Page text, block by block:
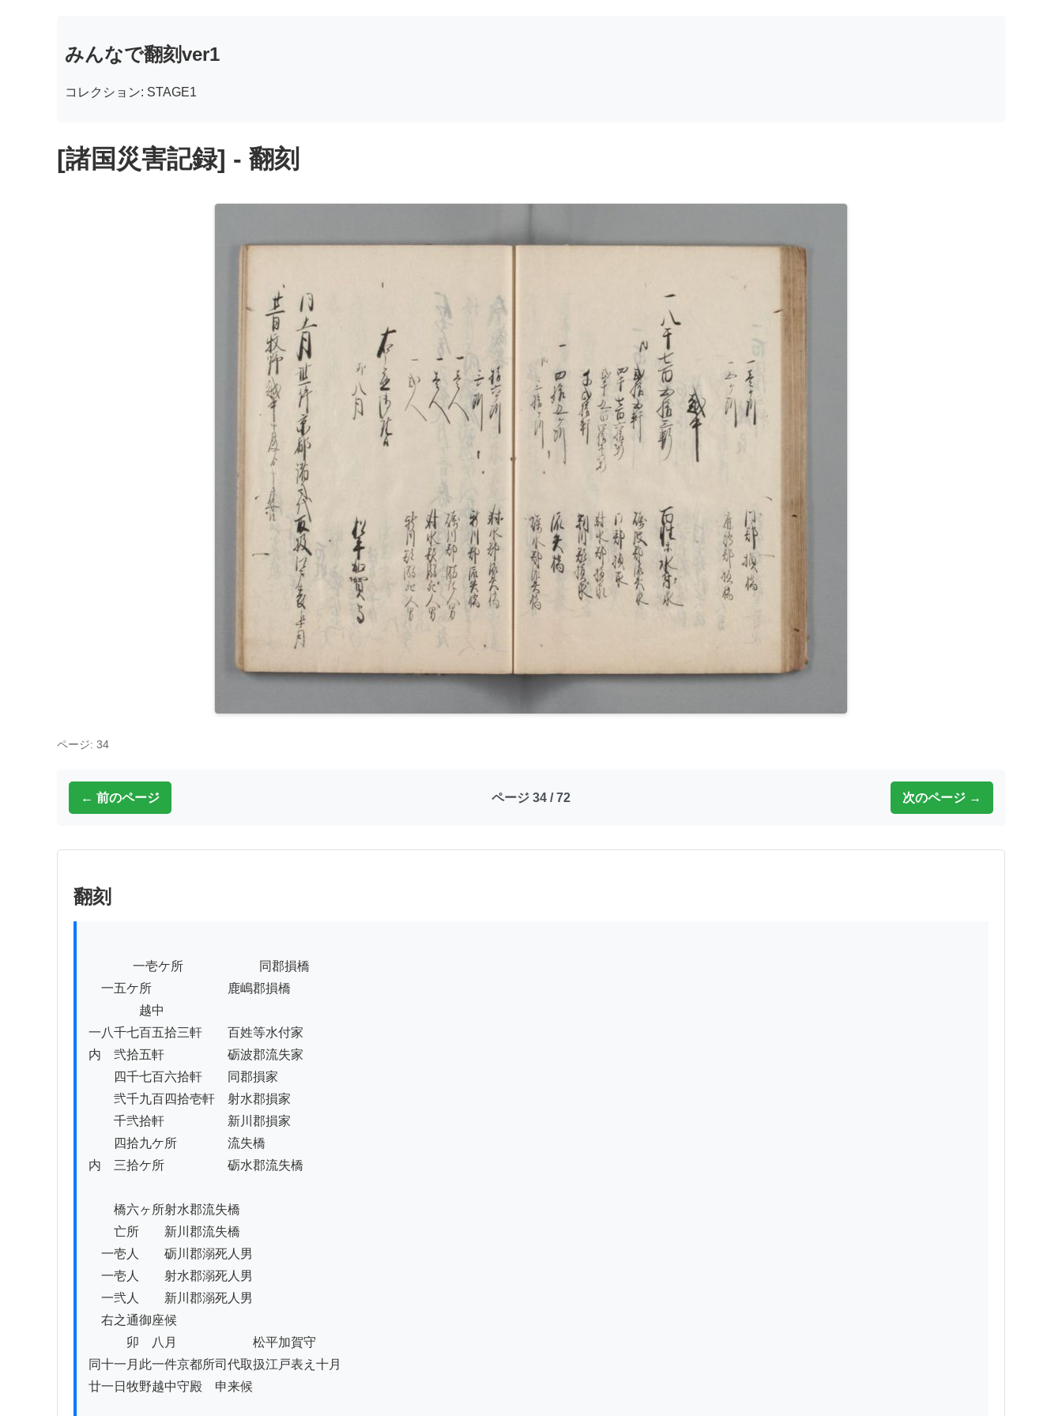
みんなで翻刻ver1
コレクション: STAGE1
[諸国災害記録] - 翻刻
ページ: 34
← 前のページ ページ 34 / 72 次のページ →
翻刻
一五ケ所　　　　　　鹿嶋郡損橋
越中
一八千七百五拾三軒　　百姓等水付家
内　弐拾五軒　　　　　砺波郡流失家
四千七百六拾軒　　同郡損家
弐千九百四拾壱軒　射水郡損家
千弐拾軒　　　　　新川郡損家
四拾九ケ所　　　　流失橋
内　三拾ケ所　　　　　砺水郡流失橋
橋六ヶ所射水郡流失橋
亡所　　新川郡流失橋
一壱人　　砺川郡溺死人男
一壱人　　射水郡溺死人男
一弐人　　新川郡溺死人男
右之通御座候
卯　八月　　　　　　松平加賀守
同十一月此一件京都所司代取扱江戸表え十月
廿一日牧野越中守殿ゟ申来候